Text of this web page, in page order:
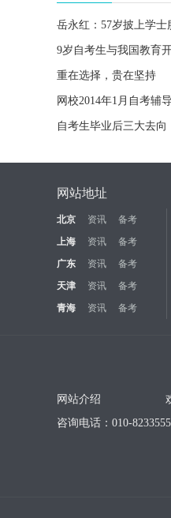
岳永红：57岁披上学士
9岁自考生与我国教育
重在选择，贵在坚持
网校2014年1月自考辅
自考生毕业后三大去
网站地址
北京 资讯 备考
上海
资讯 备考
广东
资讯 备考
天津
资讯 备考
青海
资讯 备考
网站介绍
咨询电话：010-